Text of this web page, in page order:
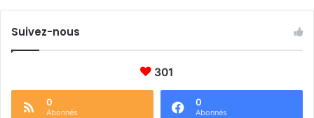
Suivez-nous
301
0
Abonnés
0
Abonnés